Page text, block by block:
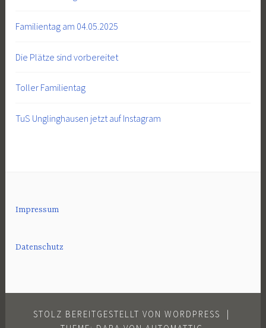
Familientag am 04.05.2025
Die Plätze sind vorbereitet
Toller Familientag
TuS Unglinghausen jetzt auf Instagram
Impressum
Datenschutz
STOLZ BEREITGESTELLT VON WORDPRESS
|